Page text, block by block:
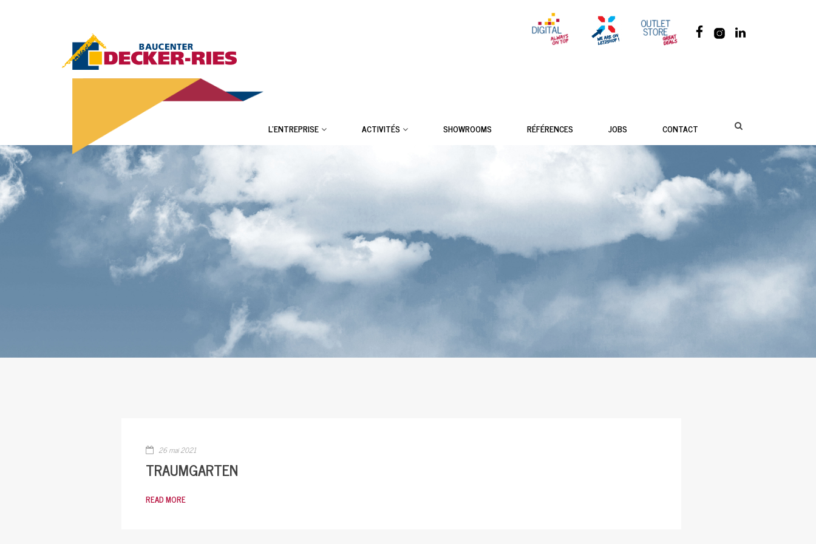
L’ENTREPRISE ACTIVITÉS SHOWROOMS RÉFÉRENCES JOBS CONTACT
26 mai 2021
TRAUMGARTEN
READ MORE